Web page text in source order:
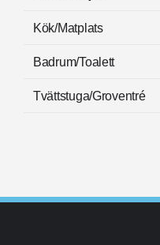
Kök/Matplats
Badrum/Toalett
Tvättstuga/Groventré